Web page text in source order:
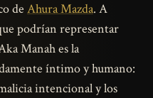
de Ahura Mazda. A
podrían representar
Manah es la
íntimo y humano:
intencional y los